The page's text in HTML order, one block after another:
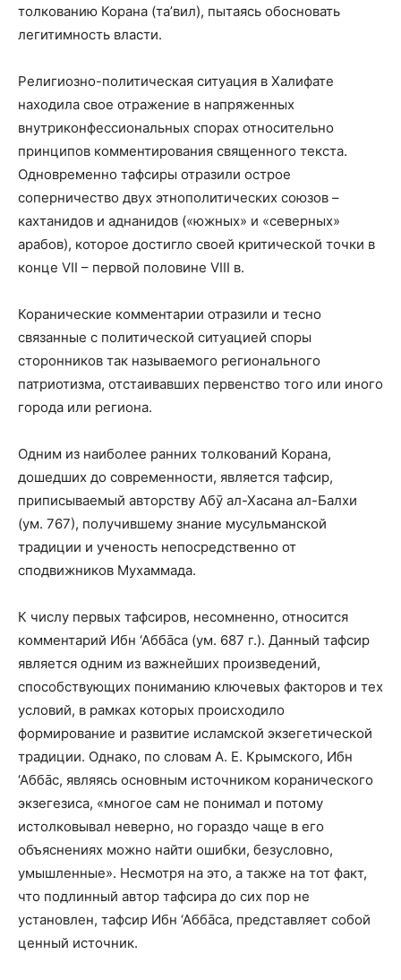
толкованию Корана (та’вил), пытаясь обосновать
легитимность власти.
Религиозно-политическая ситуация в Халифате
находила свое отражение в напряженных
внутриконфессиональных спорах относительно
принципов комментирования священного текста.
Одновременно тафсиры отразили острое
соперничество двух этнополитических союзов –
кахтанидов и аднанидов («южных» и «северных»
арабов), которое достигло своей критической точки в
конце VII – первой половине VIII в.
Коранические комментарии отразили и тесно
связанные с политической ситуацией споры
сторонников так называемого регионального
патриотизма, отстаивавших первенство того или иного
города или региона.
Одним из наиболее ранних толкований Корана,
дошедших до современности, является тафсир,
приписываемый авторству Абӯ ал-Хасана ал-Балхи
(ум. 767), получившему знание мусульманской
традиции и ученость непосредственно от
сподвижников Мухаммада.
К числу первых тафсиров, несомненно, относится
комментарий Ибн ‘Аббāса (ум. 687 г.). Данный тафсир
является одним из важнейших произведений,
способствующих пониманию ключевых факторов и тех
условий, в рамках которых происходило
формирование и развитие исламской экзегетической
традиции. Однако, по словам А. Е. Крымского, Ибн
‘Аббāс, являясь основным источником коранического
экзегезиса, «многое сам не понимал и потому
истолковывал неверно, но гораздо чаще в его
объяснениях можно найти ошибки, безусловно,
умышленные». Несмотря на это, а также на тот факт,
что подлинный автор тафсира до сих пор не
установлен, тафсир Ибн ‘Аббāса, представляет собой
ценный источник.